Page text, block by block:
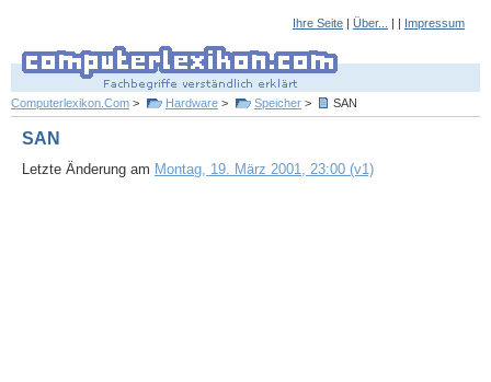
Ihre Seite | Über... | | Impressum
Computerlexikon.Com > Hardware > Speicher > SAN
SAN
Letzte Änderung am Montag, 19. März 2001, 23:00 (v1)